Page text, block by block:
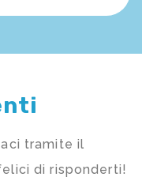
tramite il
di risponderti!